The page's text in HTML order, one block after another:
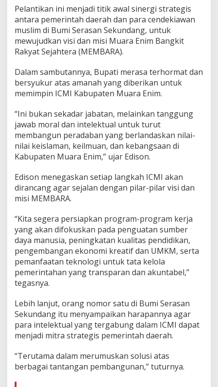
r
g
i
C
e
n
d
k
i
a
n
d
a
n
P
e
r
a
h
W
u
j
u
d
n
V
i
s
i
E
M
B
Pelantikan ini menjadi titik awal sinergi strategis
antara pemerintah daerah dan para cendekiawan
muslim di Bumi Serasan Sekundang, untuk
mewujudkan visi dan misi Muara Enim Bangkit
Rakyat Sejahtera (MEMBARA).
Dalam sambutannya, Bupati merasa terhormat dan
bersyukur atas amanah yang diberikan untuk
memimpin ICMI Kabupaten Muara Enim.
“Ini bukan sekadar jabatan, melainkan tanggung
jawab moral dan intelektual untuk turut
membangun peradaban yang berlandaskan nilai-
nilai keislaman, keilmuan, dan kebangsaan di
Kabupaten Muara Enim,” ujar Edison.
Edison menegaskan setiap langkah ICMI akan
dirancang agar sejalan dengan pilar-pilar visi dan
misi MEMBARA.
“Kita segera persiapkan program-program kerja
yang akan difokuskan pada penguatan sumber
daya manusia, peningkatan kualitas pendidikan,
pengembangan ekonomi kreatif dan UMKM, serta
pemanfaatan teknologi untuk tata kelola
pemerintahan yang transparan dan akuntabel,”
tegasnya.
Lebih lanjut, orang nomor satu di Bumi Serasan
Sekundang itu menyampaikan harapannya agar
para intelektual yang tergabung dalam ICMI dapat
menjadi mitra strategis pemerintah daerah.
“Terutama dalam merumuskan solusi atas
berbagai tantangan pembangunan,” tuturnya.